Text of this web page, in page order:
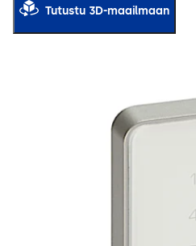
päästää hänet sisään. Se on
yhden napsautuksen
Tutustu 3D-maailmaan